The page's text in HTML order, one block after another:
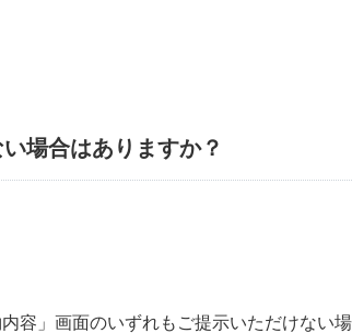
場合はありますか？
容」画面のいずれもご提示いただけない